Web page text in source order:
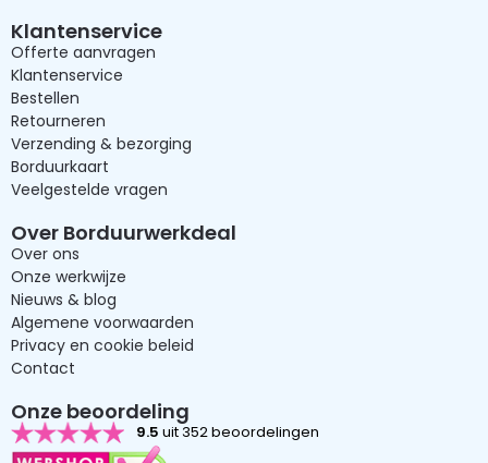
Klantenservice
Offerte aanvragen
Klantenservice
Bestellen
Retourneren
Verzending & bezorging
Borduurkaart
Veelgestelde vragen
Over Borduurwerkdeal
Over ons
Onze werkwijze
Nieuws & blog
Algemene voorwaarden
Privacy en cookie beleid
Contact
Onze beoordeling
9.5 uit 352 beoordelingen